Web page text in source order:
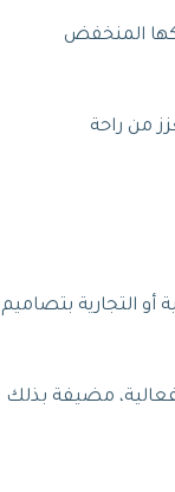
المنخفض
من راحة
أو التجارية بتصاميم
مضيفة بذلك